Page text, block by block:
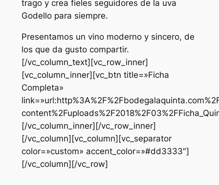
trago y crea fieles seguidores de la uva
Godello para siempre.
Presentamos un vino moderno y sincero, de
los que da gusto compartir.
[/vc_column_text][vc_row_inner]
[vc_column_inner][vc_btn title=»Ficha
Completa»
[/vc_column_inner][/vc_row_inner]
[/vc_column][vc_column][vc_separator
color=»custom» accent_color=»#dd3333″]
[/vc_column][/vc_row]